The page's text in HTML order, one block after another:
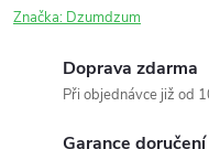
Značka: Dzumdzum
Doprava zdarma
Při objednávce již od
Garance